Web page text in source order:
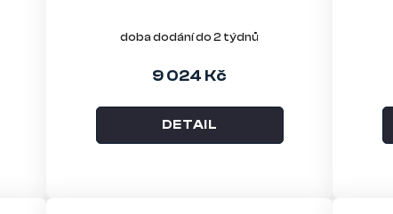
doba dodání do 2 týdnů
9 024 Kč
DETAIL